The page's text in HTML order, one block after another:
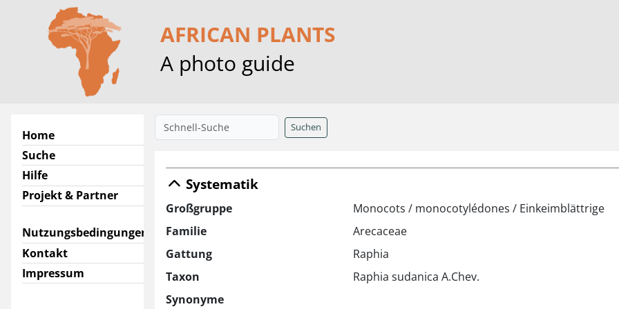
AFRICAN PLANTS
A photo guide
Home
Suche
Hilfe
Projekt & Partner
Nutzungsbedingungen
Kontakt
Impressum
Suchen
Systematik
Großgruppe
Monocots / monocotylédones / Einkeimblättrige
Familie
Arecaceae
Gattung
Raphia
Taxon
Raphia sudanica A.Chev.
Synonyme